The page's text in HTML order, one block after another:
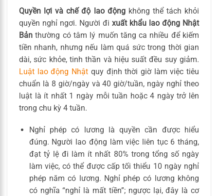
Quyền lợi và chế độ lao độngkhông thể tách khỏi
quyền nghỉ ngơi. Người đi xuất khẩu lao động Nhật
Bản thường có tâm lý muốn tăng ca nhiều để kiếm
tiền nhanh, nhưng nếu làm quá sức trong thời gian
dài, sức khỏe, tinh thần và hiệu suất đều suy giảm.
Luật lao động Nhật quy định thời giờ làm việc tiêu
chuẩn là 8 giờ/ngày và 40 giờ/tuần, ngày nghỉ theo
luật là ít nhất 1 ngày mỗi tuần hoặc 4 ngày trở lên
trong chu kỳ 4 tuần.
Nghỉ phép có lương là quyền cần được hiểu
đúng. Người lao động làm việc liên tục 6 tháng,
đạt tỷ lệ đi làm ít nhất 80% trong tổng số ngày
làm việc, có thể được cấp tối thiểu 10 ngày nghỉ
phép năm có lương. Nghỉ phép có lương không
có nghĩa “nghỉ là mất tiền”; ngược lại, đây là cơ